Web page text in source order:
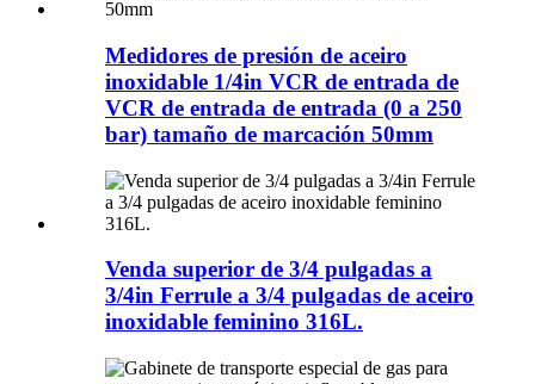
Medidores de presión de aceiro
inoxidable 1/4in VCR de entrada de
VCR de entrada de entrada (0 a 250
bar) tamaño de marcación 50mm
Venda superior de 3/4 pulgadas a
3/4in Ferrule a 3/4 pulgadas de aceiro
inoxidable feminino 316L.